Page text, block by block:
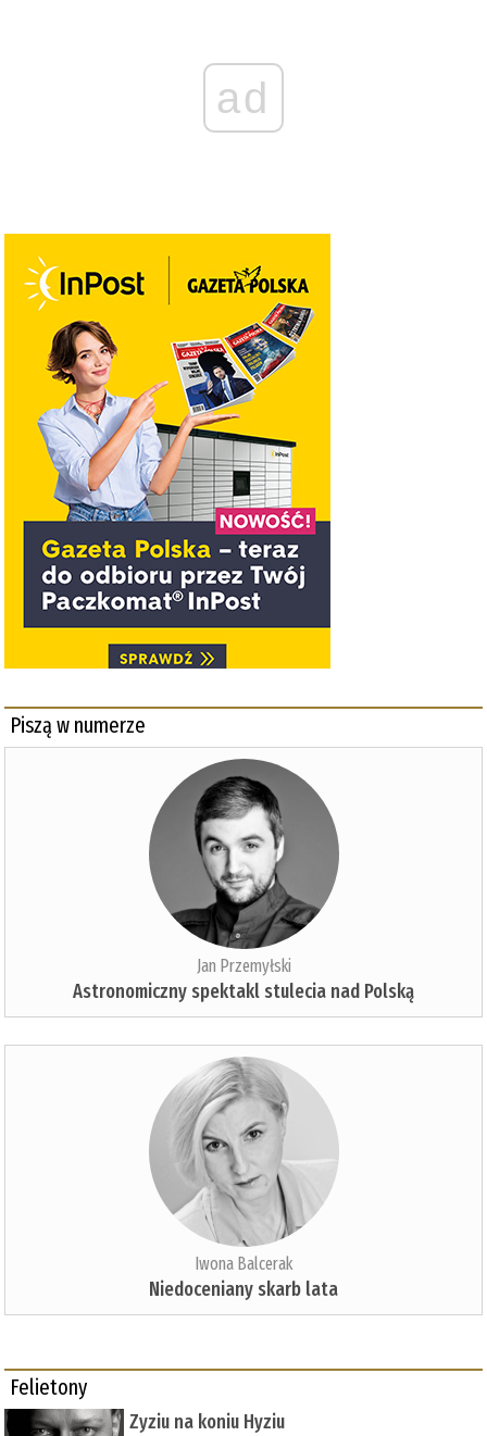
ad
Piszą w numerze
Jan Przemyłski
Astronomiczny spektakl stulecia nad Polską
Iwona Balcerak
Niedoceniany skarb lata
Felietony
Zyziu na koniu Hyziu